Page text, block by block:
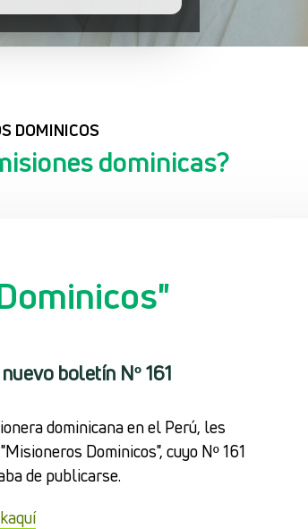
DOMINICOS
dominicas?
boletín Nº 161
dominicana en el Perú, les
Dominicos", cuyo Nº 161
de publicarse.
aquí